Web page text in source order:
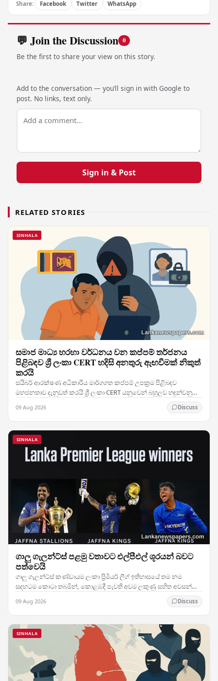
Share: Facebook Twitter WhatsApp
💬 Join the Discussion 0
Be the first to share your view on this story.
Add to the conversation — you’ll sign in with Google to
post. No links, text only.
Sign in & Post
RELATED STORIES
SINHALA
සමාජ මාධ්‍ය හරහා වර්ධනය වන කප්පම් තර්ජනය
පිළිබඳව ශ්‍රී ලංකා CERT හදිසි අනතුරු ඇඟවීමක් නිකුත්
කරයි
සයිබර් ආරක්ෂණ අධිකාරිය මාර්ගගත කප්පම් උපක්‍රම පිළිබඳව
මහජනතාව දැනුවත් කරයි ශ්‍රී ලංකා CERT යනුවෙන් බහුලව හඳුන්වනු
09 Aug 2026 Discuss
SINHALA
ගාලු ගැලන්ට්ස් පළමු වතාවට එල්පීඑල් ශූරයන් බවට
පත්වෙයි
ගාලු ගැලන්ට්ස් කණ්ඩායම ලංකා ප්‍රිමියර් ලීග් ඉතිහාසයේ තම නම
සදහටම කොටා තබමින්, කොළඹදී පැවති අවම ලකුණු සහිත අවසන්
09 Aug 2026 Discuss
SINHALA